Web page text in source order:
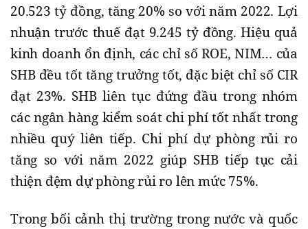
20.523 tỷ đồng, tăng 20% so với năm 2022. Lợi
nhuận trước thuế đạt 9.245 tỷ đồng. Hiệu quả
kinh doanh ổn định, các chỉ số ROE, NIM… của
SHB đều tốt tăng trưởng tốt, đặc biệt chỉ số CIR
đạt 23%. SHB liên tục đứng đầu trong nhóm
các ngân hàng kiểm soát chi phí tốt nhất trong
nhiều quý liên tiếp. Chi phí dự phòng rủi ro
tăng so với năm 2022 giúp SHB tiếp tục cải
thiện đệm dự phòng rủi ro lên mức 75%.
Trong bối cảnh thị trường trong nước và quốc